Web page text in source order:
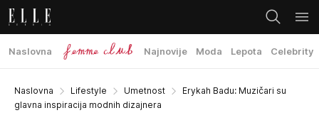
Naslovna Najnovije Moda Lepota Celebrity
Naslovna Lifestyle Umetnost
Erykah Badu: Muzičari su
glavna inspiracija modnih dizajnera